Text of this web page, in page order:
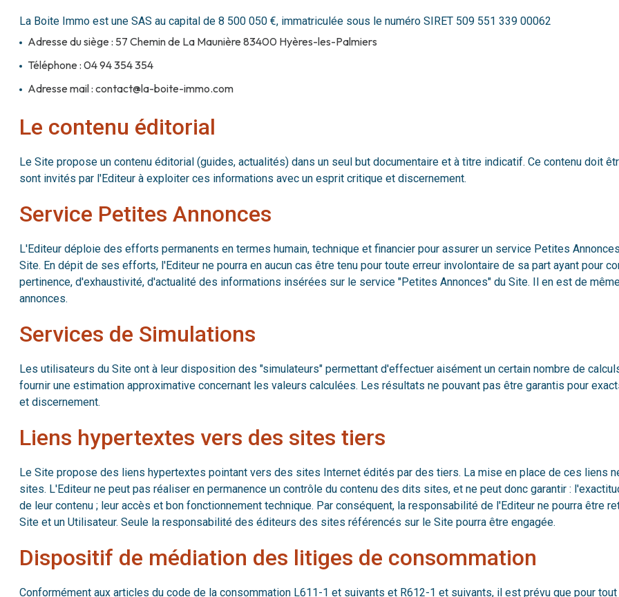
La Boite Immo est une SAS au capital de 8 500 050 €, immatriculée sous le numéro SIRET 509 551 339 00062
Adresse du siège : 57 Chemin de La Maunière 83400 Hyères-les-Palmiers
Téléphone : 04 94 354 354
Adresse mail : contact@la-boite-immo.com
Le contenu éditorial
Le Site propose un contenu éditorial (guides, actualités) dans un seul but documentaire et à titre indicatif. Ce contenu doit
sont invités par l'Editeur à exploiter ces informations avec un esprit critique et discernement.
Service Petites Annonces
L'Editeur déploie des efforts permanents en termes humain, technique et financier pour assurer un service Petites
Site. En dépit de ses efforts, l'Editeur ne pourra en aucun cas être tenu pour toute erreur involontaire de sa part ayant pour
pertinence, d'exhaustivité, d'actualité des informations insérées sur le service "Petites Annonces" du Site. Il en est de
annonces.
Services de Simulations
Les utilisateurs du Site ont à leur disposition des "simulateurs" permettant d'effectuer aisément un certain nombre de
fournir une estimation approximative concernant les valeurs calculées. Les résultats ne pouvant pas être garantis pour
et discernement.
Liens hypertextes vers des sites tiers
Le Site propose des liens hypertextes pointant vers des sites Internet édités par des tiers. La mise en place de ces liens
sites. L'Editeur ne peut pas réaliser en permanence un contrôle du contenu des dits sites, et ne peut donc garantir :
de leur contenu ; leur accès et bon fonctionnement technique. Par conséquent, la responsabilité de l'Editeur ne pourra être
Site et un Utilisateur. Seule la responsabilité des éditeurs des sites référencés sur le Site pourra être engagée.
Dispositif de médiation des litiges de consommation
Conformément aux articles du code de la consommation L611-1 et suivants et R612-1 et suivants, il est prévu que pour